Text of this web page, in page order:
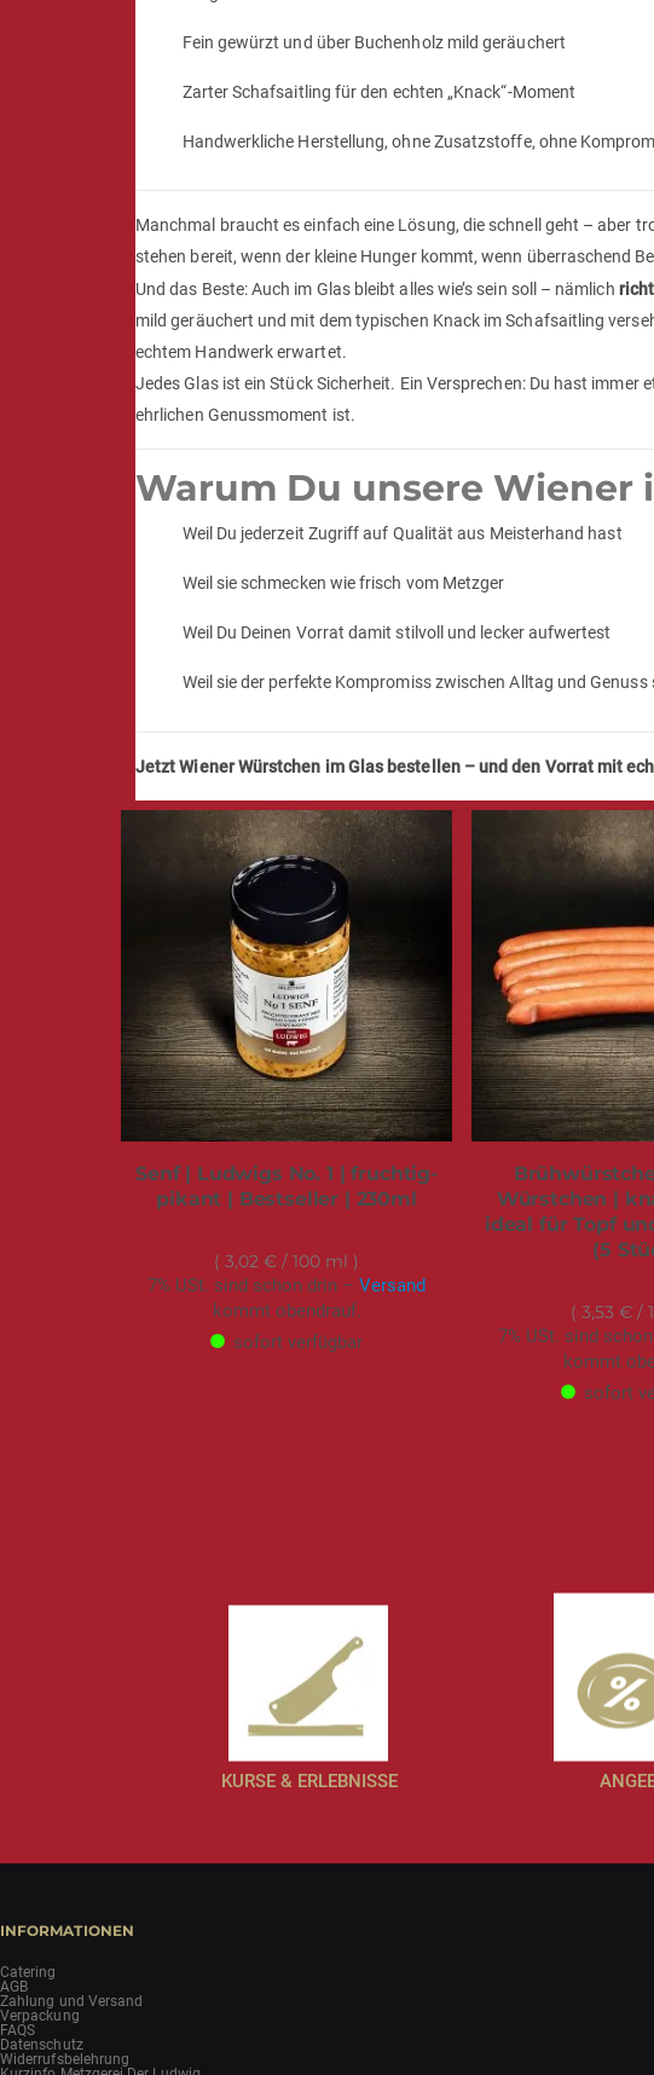
Fein gewürzt und über Buchenholz mild geräuchert
Zarter Schafsaitling für den echten „Knack“-Moment
Handwerkliche Herstellung, ohne Zusatzstoffe, ohne
Manchmal braucht es einfach eine Lösung, die schnell geht – aber
stehen bereit, wenn der kleine Hunger kommt, wenn überraschend
Und das Beste: Auch im Glas bleibt alles wie’s sein soll – nämlich
mild geräuchert und mit dem typischen Knack im Schafsaitling
echtem Handwerk erwartet.
Jedes Glas ist ein Stück Sicherheit. Ein Versprechen: Du hast
ehrlichen Genussmoment ist.
Warum Du unsere Wiener
Weil Du jederzeit Zugriff auf Qualität aus Meisterhand hast
Weil sie schmecken wie frisch vom Metzger
Weil Du Deinen Vorrat damit stilvoll und lecker aufwertest
Weil sie der perfekte Kompromiss zwischen Alltag und Genuss
Jetzt Wiener Würstchen im Glas bestellen – und den Vorrat mit
Senf | Ludwigs No. 1 | fruchtig-
pikant | Bestseller | 230ml
3,02 € / 100 ml
7% USt. sind schon drin – Versand
kommt obendrauf.
sofort verfügbar
Würstchen |
ideal für Topf
(5
3,53 € /
7% USt. sind
kommt
sofort
KURSE & ERLEBNISSE
INFORMATIONEN
Catering
AGB
Zahlung und Versand
Verpackung
FAQS
Datenschutz
Widerrufsbelehrung